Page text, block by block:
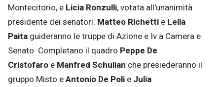
Montecitorio, e Licia Ronzulli, votata all'unanimità
presidente dei senatori. Matteo Richetti e Lella
Paita guideranno le truppe di Azione e Iv a Camera e
Senato. Completano il quadro Peppe De
Cristofaro e Manfred Schulian che presiederanno il
gruppo Misto eAntonio De Poli e Julia